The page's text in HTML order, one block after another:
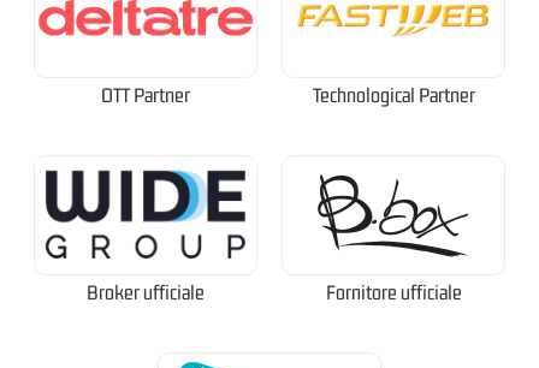
OTT Partner Technological Partner
Broker ufficiale Fornitore ufficiale